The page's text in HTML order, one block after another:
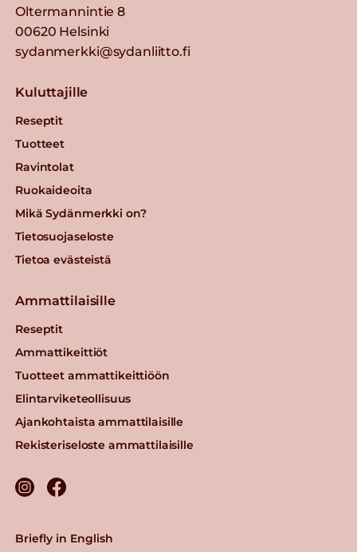
Oltermannintie 8
00620 Helsinki
sydanmerkki@sydanliitto.fi
Kuluttajille
Reseptit
Tuotteet
Ravintolat
Ruokaideoita
Mikä Sydänmerkki on?
Tietosuojaseloste
Tietoa evästeistä
Ammattilaisille
Reseptit
Ammattikeittiöt
Tuotteet ammattikeittiöön
Elintarviketeollisuus
Ajankohtaista ammattilaisille
Rekisteriseloste ammattilaisille
Briefly in English